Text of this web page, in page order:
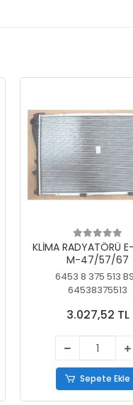
KLİMA RADYATÖRÜ
M-47/57/67
6453 8 375 513
64538375513
3.027,52 TL
Sepete Ekle